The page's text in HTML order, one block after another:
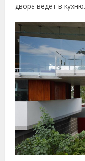
двора ведёт в кухню.